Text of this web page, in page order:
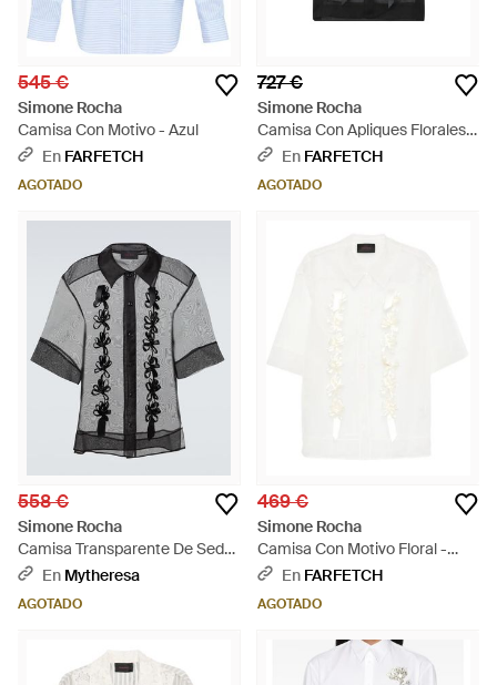
545 €
Simone Rocha
Camisa Con Motivo - Azul
En FARFETCH
AGOTADO
727 €
Simone Rocha
Camisa Con Apliques Florales -
Negro
En FARFETCH
AGOTADO
558 €
Simone Rocha
Camisa Transparente De Seda
Con Aplique Floral - Gris
En Mytheresa
AGOTADO
469 €
Simone Rocha
Camisa Con Motivo Floral -
Blanco
En FARFETCH
AGOTADO